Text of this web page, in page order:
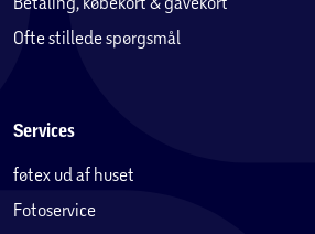
Ofte stillede spørgsmål
Services
føtex ud af huset
Fotoservice